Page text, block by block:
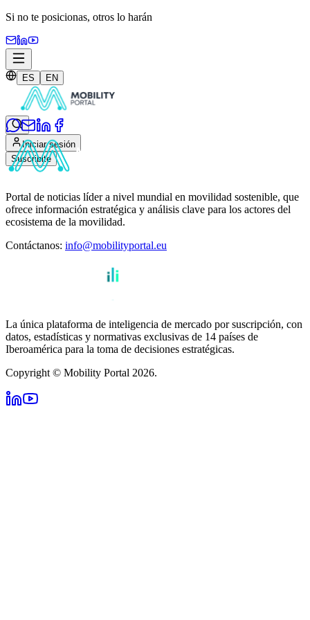
Si no te posicionas, otros lo harán
ES EN
Iniciar sesión
Suscribite
Portal de noticias líder a nivel mundial en movilidad sostenible, que
ofrece información estratégica y análisis clave para los actores del
ecosistema de la movilidad.
Contáctanos: info@mobilityportal.eu
La única plataforma de inteligencia de mercado por suscripción, con
datos, estadísticas y normativas exclusivas de 14 países de
Iberoamérica para la toma de decisiones estratégicas.
Copyright © Mobility Portal 2026.